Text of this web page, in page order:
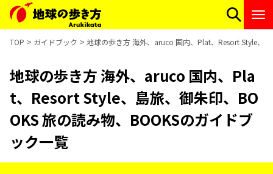
TOP ガイドブック 地球の歩き方 海外、aruco 国内、Plat、Resort Style、
地球の歩き方 海外、aruco 国内、Pla
t、Resort Style、島旅、御朱印、BO
OKS 旅の読み物、BOOKSのガイドブ
ック一覧